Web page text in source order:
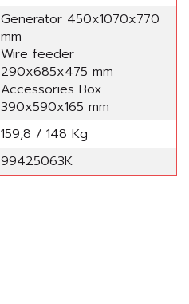
Generator 450x1070x770
mm
Wire feeder
290x685x475 mm
Accessories Box
390x590x165 mm
159,8 / 148 Kg
99425063K